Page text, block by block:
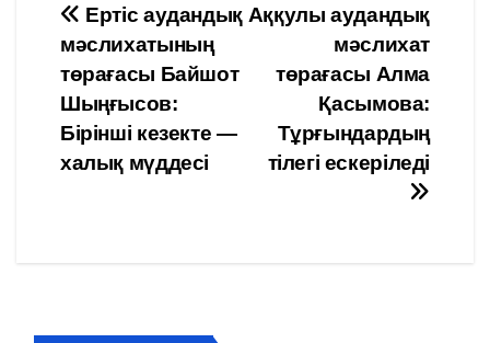
Навигация
по
записям
Аққулы аудандық
мәслихат
төрағасы Алма
Қасымова:
Тұрғындардың
тілегі ескеріледі
Ертіс аудандық
мәслихатының
төрағасы Байшот
Шыңғысов:
Бірінші кезекте —
халық мүддесі